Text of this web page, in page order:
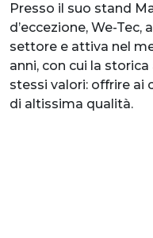
Presso il suo stand
d’eccezione, We-Tec,
settore e attiva nel
anni, con cui la
stessi valori: offrire ai
di altissima qualità.